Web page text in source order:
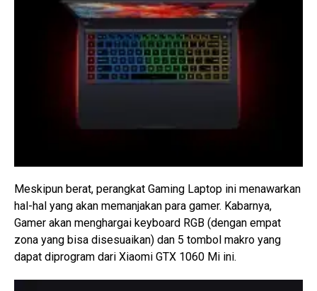
Meskipun berat, perangkat Gaming Laptop ini menawarkan
hal-hal yang akan memanjakan para gamer. Kabarnya,
Gamer akan menghargai keyboard RGB (dengan empat
zona yang bisa disesuaikan) dan 5 tombol makro yang
dapat diprogram dari Xiaomi GTX 1060 Mi ini.